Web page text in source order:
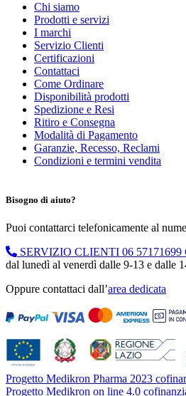
Chi siamo
Prodotti e servizi
I marchi
Servizio Clienti
Certificazioni
Contattaci
Come Ordinare
Disponibilità prodotti
Spedizione e Resi
Ritiro e Consegna
Modalità di Pagamento
Garanzie, Recesso, Reclami
Condizioni e termini vendita
Bisogno di aiuto?
Puoi contattarci telefonicamente al
SERVIZIO CLIENTI 06 57171699
dal lunedì al venerdì dalle 9-13 e dalle
Oppure contattaci dall’area dedicata
Progetto Medikron Pharma 2023
Progetto Medikron on line 4.0